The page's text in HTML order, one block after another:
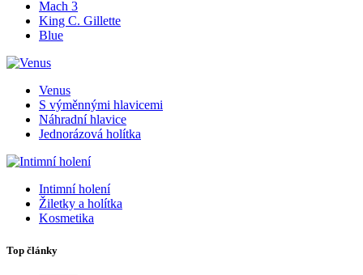
Mach 3
King C. Gillette
Blue
Venus
S výměnnými hlavicemi
Náhradní hlavice
Jednorázová holítka
Intimní holení
Žiletky a holítka
Kosmetika
Top články